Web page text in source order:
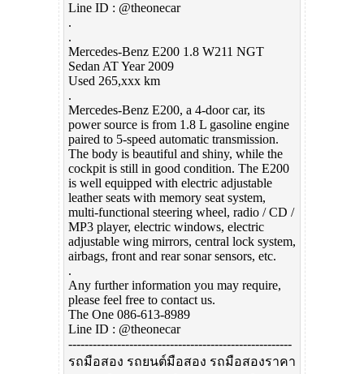
Line ID : @theonecar
.
.
Mercedes-Benz E200 1.8 W211 NGT
Sedan AT Year 2009
Used 265,xxx km
.
Mercedes-Benz E200, a 4-door car, its
power source is from 1.8 L gasoline engine
paired to 5-speed automatic transmission.
The body is beautiful and shiny, while the
cockpit is still in good condition. The E200
is well equipped with electric adjustable
leather seats with memory seat system,
multi-functional steering wheel, radio / CD /
MP3 player, electric windows, electric
adjustable wing mirrors, central lock system,
airbags, front and rear sonar sensors, etc.
.
Any further information you may require,
please feel free to contact us.
The One 086-613-8989
Line ID : @theonecar
-------------------------------------------------------
รถมือสอง รถยนต์มือสอง รถมือสองราคา